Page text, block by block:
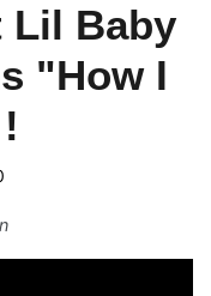
Lil Baby
"How I